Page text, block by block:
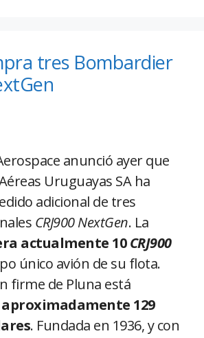
tres Bombardier
anunció ayer que
Uruguayas SA ha
adicional de tres
CRJ900 NextGen. La
actualmente 10CRJ900
único avión de su flota.
firme de Pluna está
129
. Fundada en 1936, y con